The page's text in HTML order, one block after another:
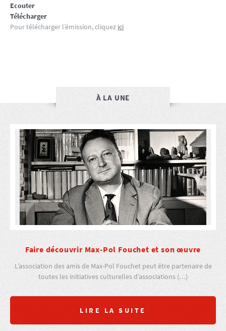
Ecouter
Télécharger
Pour télécharger l’émission, cliquez ici
À LA UNE
Faire découvrir Max-Pol Fouchet et son œuvre
L’association des amis de Max-Pol Fouchet peut être partenaire de
toutes les initiatives culturelles d’associations (…)
LIRE LA SUITE